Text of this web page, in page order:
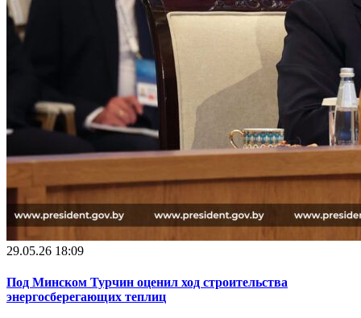
29.05.26 18:09
Под Минском Турчин оценил ход строительства
энергосберегающих теплиц